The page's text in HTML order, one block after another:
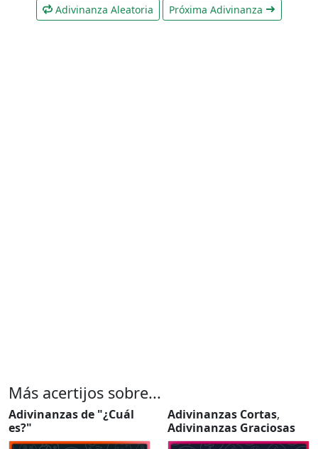
Adivinanza Aleatoria Próxima Adivinanza
Más acertijos sobre...
Adivinanzas de "¿Cuál
es?"
Adivinanzas Cortas,
Adivinanzas Graciosas